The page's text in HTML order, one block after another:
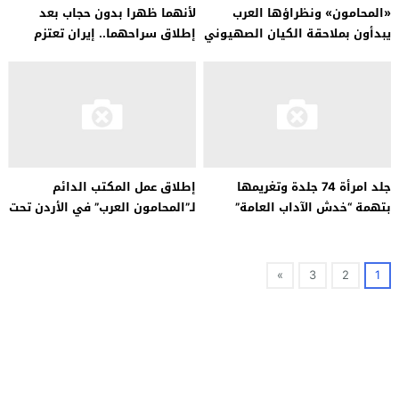
«المحامون» ونظراؤها العرب
يبدأون بملاحقة الكيان الصهيوني
لأنهما ظهرا بدون حجاب بعد
إطلاق سراحهما.. إيران تعتزم
جلد امرأة 74 جلدة وتغريمها
بتهمة “خدش الآداب العامة”
إطلاق عمل المكتب الدائم
لـ”المحامون العرب” في الأردن تحت
1
2
3
»